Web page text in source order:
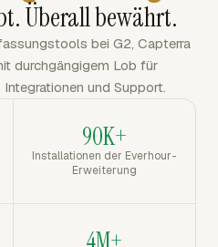
Überall bewährt.
bei G2, Capterra
durchgängigem Lob für
und Support.
90K+
Installationen der Everhour-
Erweiterung